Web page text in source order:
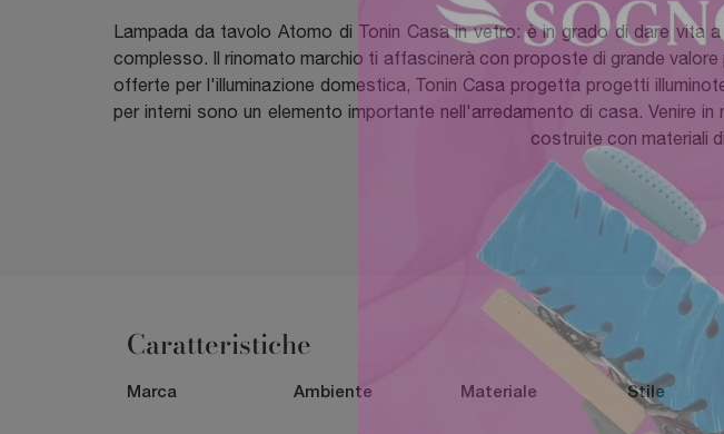
Lampada da tavolo Atomo di Tonin Casa in vetro: è in grado di dare vita
complesso. Il rinomato marchio ti affascinerà con proposte di grande
offerte per l'illuminazione domestica, Tonin Casa progetta progetti
per interni sono un elemento importante nell'arredamento di casa. Venire
costruite con materiali
Caratteristiche
Marca Ambiente Materiale Stile